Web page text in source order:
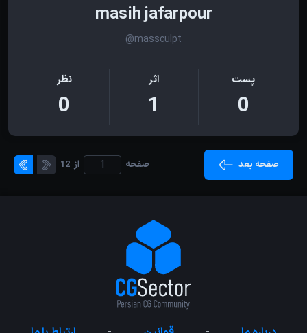
masih jafarpour
@massculpt
پست
0
اثر
1
نظر
0
صفحه بعد صفحه از 12